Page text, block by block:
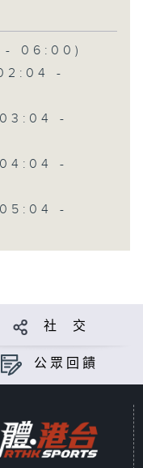
- 06:00)
-
-
-
-
社 交
公眾回饋